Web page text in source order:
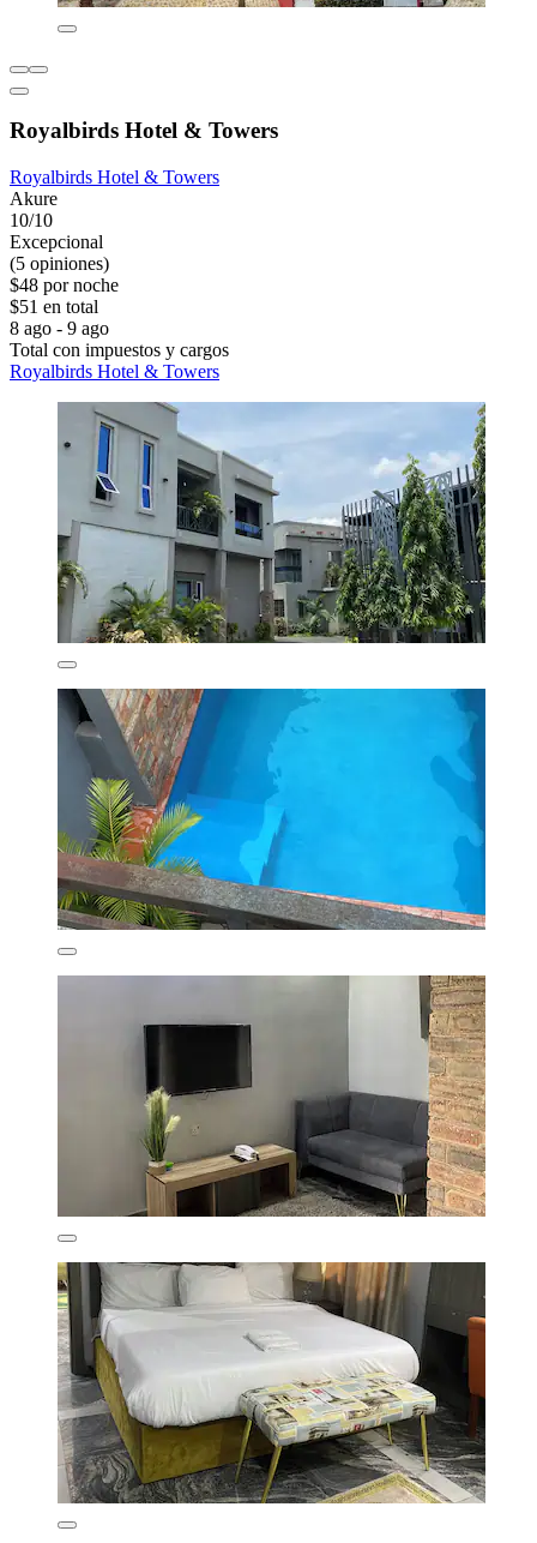
Royalbirds Hotel & Towers
Royalbirds Hotel & Towers
Akure
10/10
Excepcional
(5 opiniones)
$48 por noche
$51 en total
8 ago - 9 ago
Total con impuestos y cargos
Royalbirds Hotel & Towers